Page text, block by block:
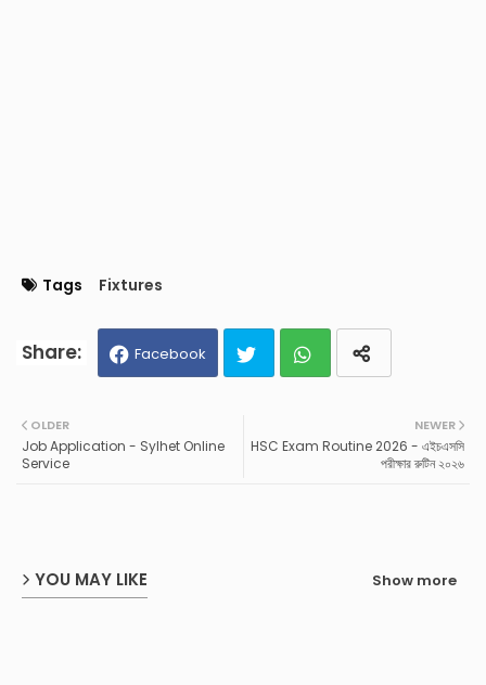
Tags Fixtures
Facebook
ter ats
NEWER
HSC Exam Routine 2026 - এইচএসসি
পরীক্ষার রুটিন ২০২৬
OLDER
Job Application - Sylhet Online
Service
YOU MAY LIKE Show more